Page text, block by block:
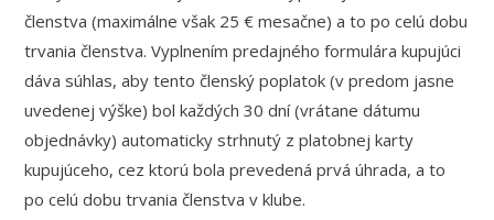
členstva (maximálne však 25 € mesačne) a to po celú dobu
trvania členstva. Vyplnením predajného formulára kupujúci
dáva súhlas, aby tento členský poplatok (v predom jasne
uvedenej výške) bol každých 30 dní (vrátane dátumu
objednávky) automaticky strhnutý z platobnej karty
kupujúceho, cez ktorú bola prevedená prvá úhrada, a to
po celú dobu trvania členstva v klube.